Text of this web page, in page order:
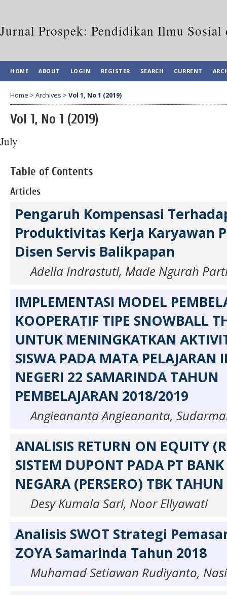
Jurnal Prospek: Pendidikan Ilmu Sosial
HOME ABOUT LOGIN REGISTER SEARCH CURRENT
Home > Archives > Vol 1, No 1 (2019)
Vol 1, No 1 (2019)
July
Table of Contents
Articles
Pengaruh Kompensasi
Produktivitas Kerja Karyawan
Disen Servis Balikpapan
Adelia Indrastuti, Made Ngurah
IMPLEMENTASI MODEL
KOOPERATIF TIPE SNOWBALL
UNTUK MENINGKATKAN
SISWA PADA MATA PELAJARAN
NEGERI 22 SAMARINDA TAHUN
PEMBELAJARAN 2018/2019
Angieananta Angieananta,
ANALISIS RETURN ON EQUITY
SISTEM DUPONT PADA PT
NEGARA (PERSERO) TBK
Desy Kumala Sari, Noor Ellyawati
Analisis SWOT Strategi
ZOYA Samarinda Tahun 2018
Muhamad Setiawan Rudiyanto,